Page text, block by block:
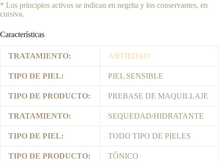
* Los principios activos se indican en negrita y los conservantes, en
cursiva.
Características
TRATAMIENTO: ANTIEDAD
TIPO DE PIEL: PIEL SENSIBLE
TIPO DE PRODUCTO: PREBASE DE MAQUILLAJE
TRATAMIENTO: SEQUEDAD/HIDRATANTE
TIPO DE PIEL: TODO TIPO DE PIELES
TIPO DE PRODUCTO: TÓNICO